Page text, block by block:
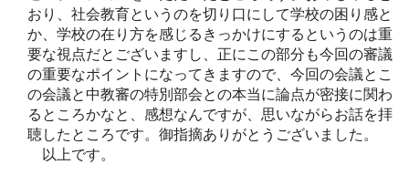
おり、社会教育というのを切り口にして学校の困り感と
か、学校の在り方を感じるきっかけにするというのは重
要な視点だとございますし、正にこの部分も今回の審議
の重要なポイントになってきますので、今回の会議とこ
の会議と中教審の特別部会との本当に論点が密接に関わ
るところかなと、感想なんですが、思いながらお話を拝
聴したところです。御指摘ありがとうございました。
以上です。